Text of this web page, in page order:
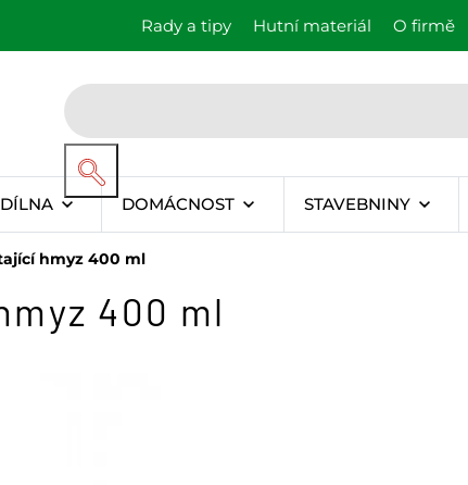
Rady a tipy Hutní materiál O firmě
DÍLNA DOMÁCNOST STAVEBNINY
hmyz 400 ml
400 ml